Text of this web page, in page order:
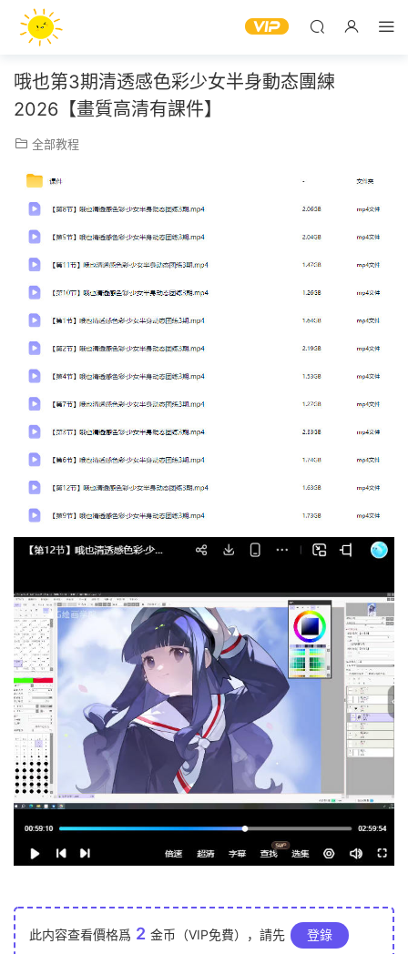
哦也第3期清透感色彩少女半身動态團練
2026【畫質高清有課件】
全部教程
此内容查看價格爲 2 金币（VIP免費），請先 登錄